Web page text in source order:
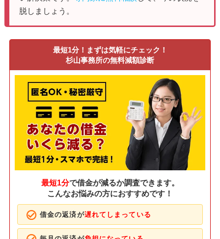
脱しましょう。
最短1分！まずは気軽にチェック！
杉山事務所の無料減額診断
最短1分で借金が減るか調査できます。
こんなお悩みの方におすすめです！
借金の返済が遅れてしまっている